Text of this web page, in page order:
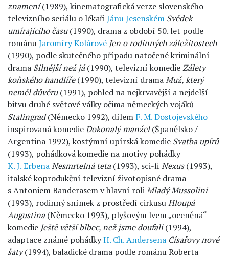
znamení(1989), kinematografická verze slovenského
televizního seriálu o lékařiJánu Jesenském Svědek
umírajícího času(1990), drama z období 50. let podle
románuJaromíry Kolárové Jen o rodinných záležitostech
(1990), podle skutečného případu natočené kriminální
drama Silnější než já(1990), televizní komedieZálety
koňského handlíře(1990), televizní dramaMuž, který
neměl důvěru(1991), pohled na nejkrvavější a nejdelší
bitvu druhé světové války očima německých vojáků
Stalingrad(Německo 1992), dílem F. M. Dostojevského
inspirovaná komedieDokonalý manžel(Španělsko /
Argentina 1992), kostýmní upírská komedie Svatba upírů
(1993), pohádková komedie na motivy pohádky
K. J. ErbenaNesmrtelná teta(1993), sci-fi Nexus(1993),
italské koprodukční televizní životopisné drama
s Antoniem Banderasem v hlavní roliMladý Mussolini
(1993), rodinný snímek z prostředí cirkusuHloupá
Augustina(Německo 1993), plyšovým lvem „oceněná“
komedie Ještě větší blbec, než jsme doufali(1994),
adaptace známé pohádkyH. Ch. Andersena Císařovy nové
šaty(1994), baladické drama podle románu Roberta